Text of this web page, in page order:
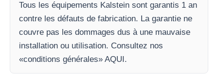
Tous les équipements Kalstein sont garantis 1 an
contre les défauts de fabrication. La garantie ne
couvre pas les dommages dus à une mauvaise
installation ou utilisation. Consultez nos
«conditions générales» AQUI.